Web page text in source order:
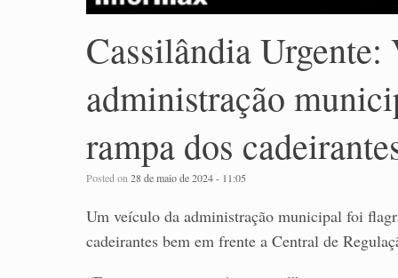
Cassilândia Urgente:
administração
rampa dos
Posted on28 de maio de 2024 - 11:05
Um veículo da administração municipal foi
cadeirantes bem em frente a Central de